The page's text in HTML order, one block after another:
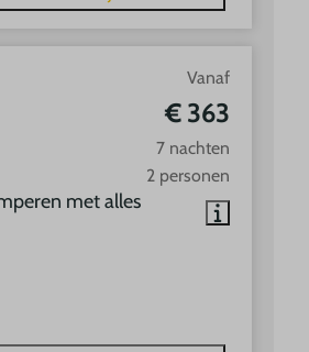
Vanaf
€ 363
7 nachten
2 personen
met alles